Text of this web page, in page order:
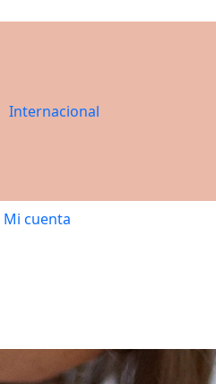
Internacional
Mi cuenta